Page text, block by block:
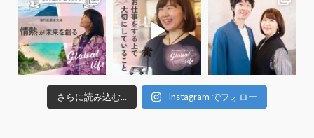
さらに読み込む... Instagram でフォロー